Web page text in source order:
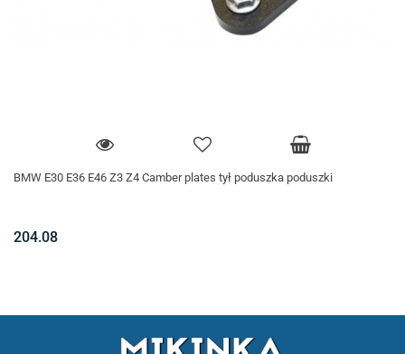
BMW E30 E36 E46 Z3 Z4 Camber plates tył poduszka poduszki
204.08